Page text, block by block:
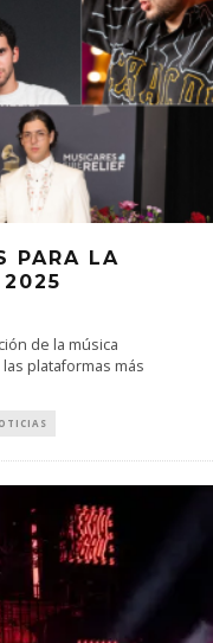
PARA LA
2025
de la música
plataformas más